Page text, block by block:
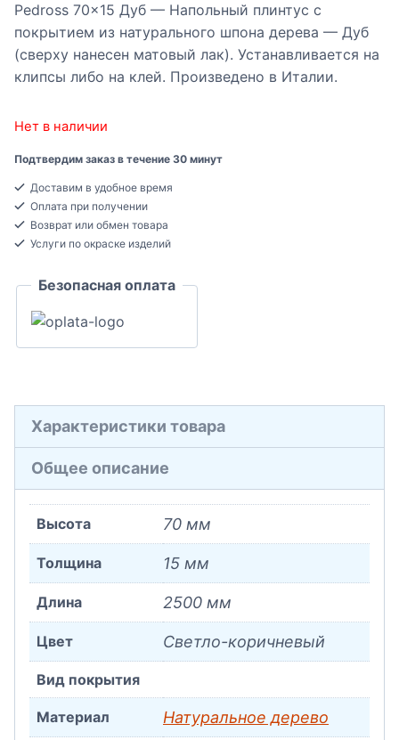
составляла
1078 ₽.
957 ₽.
Pedross 70×15 Дуб — Напольный плинтус с
покрытием из натурального шпона дерева — Дуб
(сверху нанесен матовый лак). Устанавливается на
клипсы либо на клей. Произведено в Италии.
Нет в наличии
Подтвердим заказ в течение 30 минут
Доставим в удобное время
Оплата при получении
Возврат или обмен товара
Услуги по окраске изделий
Безопасная оплата
Характеристики товара
Общее описание
Высота 70 мм
Толщина 15 мм
Длина 2500 мм
Цвет Светло-коричневый
Вид покрытия
Материал Натуральное дерево